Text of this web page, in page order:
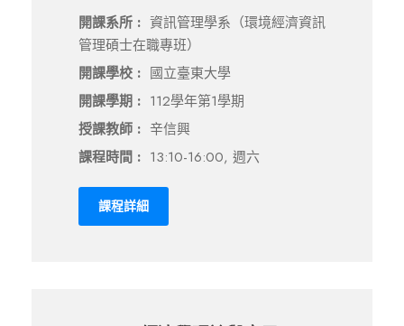
開課系所 : 資訊管理學系（環境經濟資訊
管理碩士在職專班）
開課學校 : 國立臺東大學
開課學期 : 112學年第1學期
授課教師 : 辛信興
課程時間 : 13:10-16:00, 週六
課程詳細